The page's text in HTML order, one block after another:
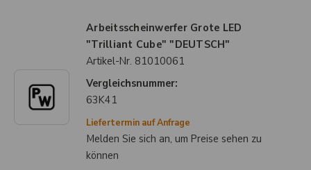
Arbeitsscheinwerfer Grote LED
"Trilliant Cube" "DEUTSCH"
Artikel-Nr. 81010061
Vergleichsnummer:
63K41
Liefertermin auf Anfrage
Melden Sie sich an, um Preise sehen zu
können